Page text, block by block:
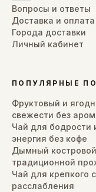
Вопросы и ответы
Доставка и оплата
Города доставки
Личный кабинет
ПОПУЛЯРНЫЕ
Фруктовый и
свежести без
Чай для бодрости
энергия без кофе
Дымный
традиционной
Чай для крепкого
расслабления